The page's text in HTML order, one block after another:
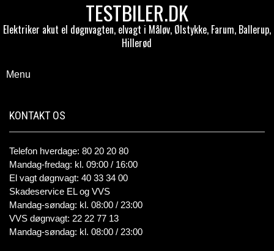
TESTBILER.DK
Elektriker akut el døgnvagten, elvagt i Måløv, Ølstykke, Farum, Ballerup,
Hillerød
Menu
KONTAKT OS
Telefon hverdage: 80 20 20 80
Mandag-fredag: kl. 09:00 / 16:00
El vagt døgnvagt: 40 33 34 00
Skadeservice EL og VVS
Mandag-søndag: kl. 08:00 / 23:00
VVS døgnvagt: 22 22 77 13
Mandag-søndag: kl. 08:00 / 23:00